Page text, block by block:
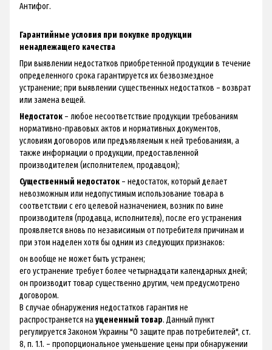
Антифог.
Гарантийные условия при покупке продукции
ненадлежащего качества
При выявлении недостатков приобретенной продукции в течение
определенного срока гарантируется их безвозмездное
устранение; при выявлении существенных недостатков – возврат
или замена вещей.
Недостаток – любое несоответствие продукции требованиям
нормативно-правовых актов и нормативных документов,
условиям договоров или предъявляемым к ней требованиям, а
также информации о продукции, предоставленной
производителем (исполнителем, продавцом);
Существенный недостаток – недостаток, который делает
невозможным или недопустимым использование товара в
соответствии с его целевой назначением, возник по вине
производителя (продавца, исполнителя), после его устранения
проявляется вновь по независимым от потребителя причинам и
при этом наделен хотя бы одним из следующих признаков:
он вообще не может быть устранен;
его устранение требует более четырнадцати календарных дней;
он производит товар существенно другим, чем предусмотрено
договором.
В случае обнаружения недостатков гарантия не
распространяется науцененный товар. Данный пункт
регулируется Законом Украины "О защите прав потребителей", ст.
8, п. 1.1. – пропорциональное уменьшение цены при обнаружении